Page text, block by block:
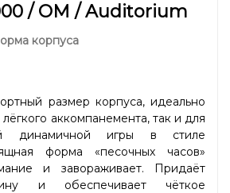
/ OM / Auditorium
корпуса
размер корпуса, идеально
аккомпанемента, так и для
динамичной игры в стиле
форма «песочных часов»
и завораживает. Придаёт
и обеспечивает чёткое